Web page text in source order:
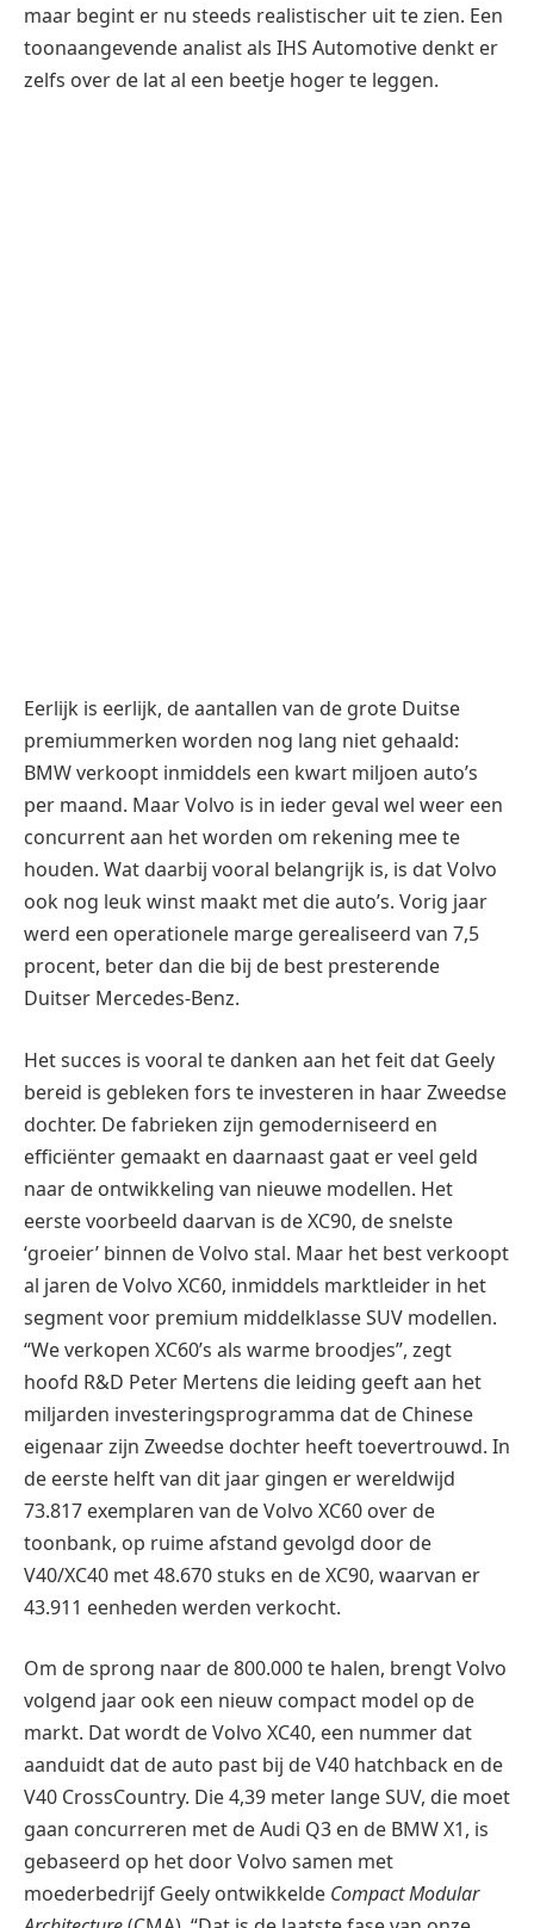
maar begint er nu steeds realistischer uit te zien. Een
toonaangevende analist als IHS Automotive denkt er
zelfs over de lat al een beetje hoger te leggen.
Eerlijk is eerlijk, de aantallen van de grote Duitse
premiummerken worden nog lang niet gehaald:
BMW verkoopt inmiddels een kwart miljoen auto’s
per maand. Maar Volvo is in ieder geval wel weer een
concurrent aan het worden om rekening mee te
houden. Wat daarbij vooral belangrijk is, is dat Volvo
ook nog leuk winst maakt met die auto’s. Vorig jaar
werd een operationele marge gerealiseerd van 7,5
procent, beter dan die bij de best presterende
Duitser Mercedes-Benz.
Het succes is vooral te danken aan het feit dat Geely
bereid is gebleken fors te investeren in haar Zweedse
dochter. De fabrieken zijn gemoderniseerd en
efficiënter gemaakt en daarnaast gaat er veel geld
naar de ontwikkeling van nieuwe modellen. Het
eerste voorbeeld daarvan is de XC90, de snelste
‘groeier’ binnen de Volvo stal. Maar het best verkoopt
al jaren de Volvo XC60, inmiddels marktleider in het
segment voor premium middelklasse SUV modellen.
“We verkopen XC60’s als warme broodjes”, zegt
hoofd R&D Peter Mertens die leiding geeft aan het
miljarden investeringsprogramma dat de Chinese
eigenaar zijn Zweedse dochter heeft toevertrouwd. In
de eerste helft van dit jaar gingen er wereldwijd
73.817 exemplaren van de Volvo XC60 over de
toonbank, op ruime afstand gevolgd door de
V40/XC40 met 48.670 stuks en de XC90, waarvan er
43.911 eenheden werden verkocht.
Om de sprong naar de 800.000 te halen, brengt Volvo
volgend jaar ook een nieuw compact model op de
markt. Dat wordt de Volvo XC40, een nummer dat
aanduidt dat de auto past bij de V40 hatchback en de
V40 CrossCountry. Die 4,39 meter lange SUV, die moet
gaan concurreren met de Audi Q3 en de BMW X1, is
gebaseerd op het door Volvo samen met
moederbedrijf Geely ontwikkelde Compact Modular